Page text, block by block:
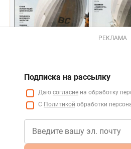
РЕКЛАМА
Подписка на рассылку
Даю согласие на обработку
С Политикой обработки